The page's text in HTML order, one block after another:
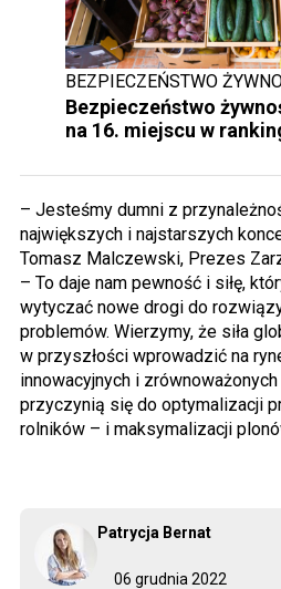
06 grudnia 2022
Patrycja Bernat
BEZPIECZEŃSTWO
Bezpieczeństwo
na 16. miejscu w
– Jesteśmy dumni z
największych i najstarszych
Tomasz Malczewski, Prezes
– To daje nam pewność i siłę,
wytyczać nowe drogi do
problemów. Wierzymy, że siła
w przyszłości wprowadzić na
innowacyjnych i
przyczynią się do optymalizacji
rolników – i maksymalizacji